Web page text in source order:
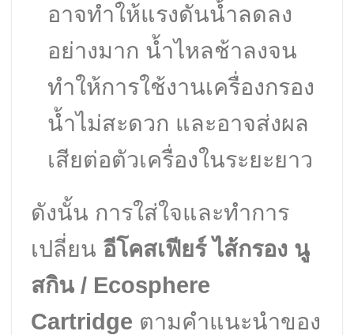
อาจทำให้แรงดันน้ำลดลง
อย่างมาก น้ำไหลช้าลงจน
ทำให้การใช้งานเครื่องกรอง
น้ำไม่สะดวก และอาจส่งผล
เสียต่อตัวเครื่องในระยะยาว
ดังนั้น การใส่ใจและทำการ
เปลี่ยน อีโคสเฟียร์ ไส้กรอง นู
สกิน / Ecosphere
Cartridge ตามคำแนะนำของ